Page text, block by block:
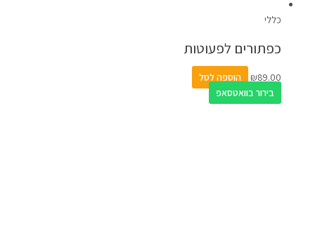
כללי
כפתורים לפעוטות
₪89.00
הוספה לסל
בירור בוואטסאפ